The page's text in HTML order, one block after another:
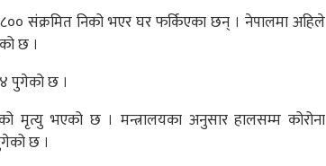
संक्रमित निको भएर घर फर्किएका छन् । नेपालमा अहिले
छ ।
पुगेको छ ।
मृत्यु भएको छ । मन्त्रालयका अनुसार हालसम्म कोरोना
छ ।